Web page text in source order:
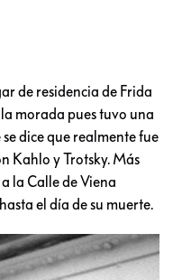
de residencia de Frida
morada pues tuvo una
dice que realmente fue
Kahlo y Trotsky. Más
la Calle de Viena
el día de su muerte.